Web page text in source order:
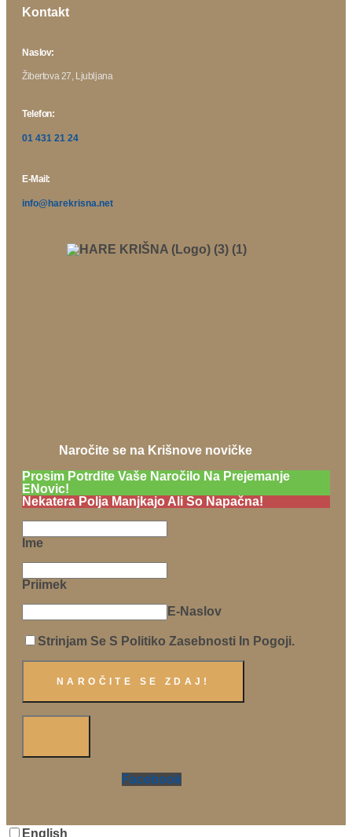
Kontakt
Naslov:
Žibertova 27, Ljubljana
Telefon:
01 431 21 24
E-Mail:
info@harekrisna.net
Naročite se na Krišnove novičke
Prosim Potrdite Vaše Naročilo Na Prejemanje
ENovic!
Nekatera Polja Manjkajo Ali So Napačna!
Ime
Priimek
E-Naslov
Strinjam Se S Politiko Zasebnosti In Pogoji.
Facebook
English